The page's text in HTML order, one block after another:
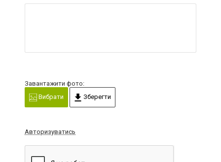
Завантажити фото:
Вибрати
Зберегти
Авторизуватись